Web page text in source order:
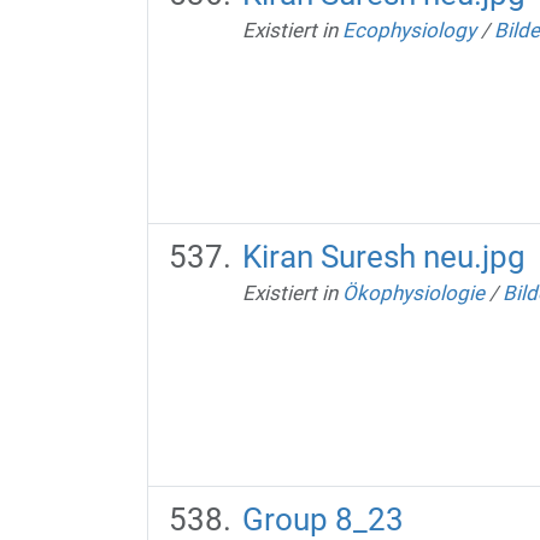
Existiert in Ecophysiology /
Kiran Suresh neu.jpg
Existiert in Ökophysiologie /
Group 8_23